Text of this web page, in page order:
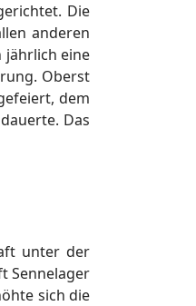
Die
anderen
jährlich eine
Oberst
dem
Das
unter der
Sennelager
sich die